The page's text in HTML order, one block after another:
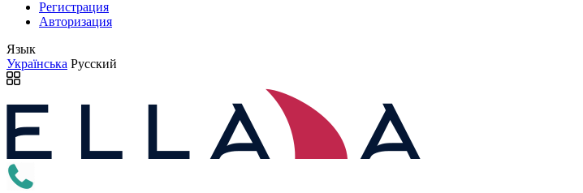
Регистрация
Авторизация
Язык
Українська Русский